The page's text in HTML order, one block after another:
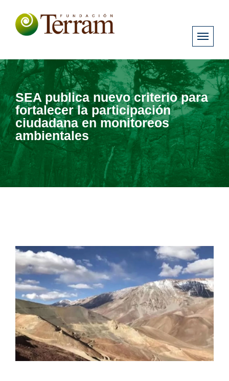
SEA publica nuevo criterio para
fortalecer la participación
ciudadana en monitoreos
ambientales